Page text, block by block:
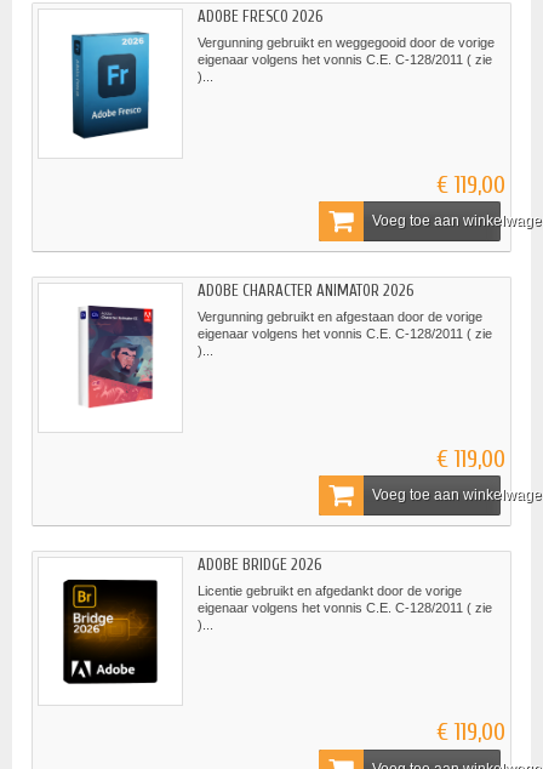
ADOBE FRESCO 2026
Vergunning gebruikt en weggegooid door de vorige
eigenaar volgens het vonnis C.E. C-128/2011 ( zie
)...
€ 119,00
Voeg toe aan
ADOBE CHARACTER ANIMATOR 2026
Vergunning gebruikt en afgestaan door de vorige
eigenaar volgens het vonnis C.E. C-128/2011 ( zie
)...
€ 119,00
Voeg toe aan
ADOBE BRIDGE 2026
Licentie gebruikt en afgedankt door de vorige
eigenaar volgens het vonnis C.E. C-128/2011 ( zie
)...
€ 119,00